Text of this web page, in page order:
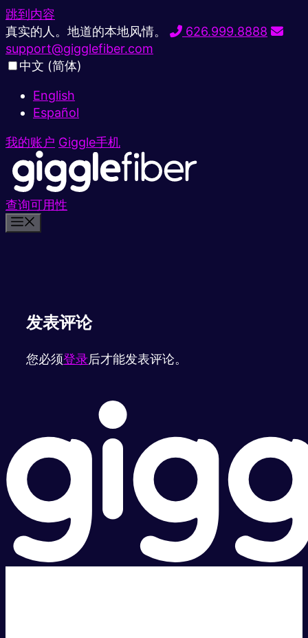
跳到内容
真实的人。地道的本地风情。
626.999.8888
support@gigglefiber.com
中文 (简体)
English
Español
我的账户 Giggle手机
查询可用性
发表评论
您必须登录后才能发表评论。